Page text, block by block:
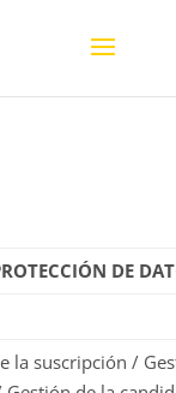
DE
la suscripción /